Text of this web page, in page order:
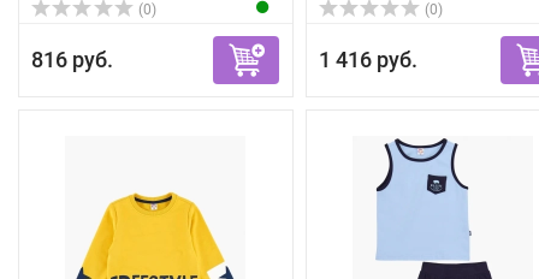
(0)
816 руб.
(0)
1 416 руб.